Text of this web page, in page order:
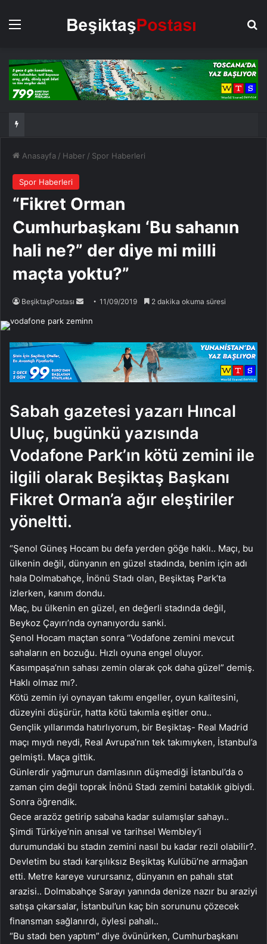
Menü
Anasayfa / Haber / Spor Haberleri
Spor Haberleri
“Fikret Orman
Cumhurbaşkanı ‘Bu sahanın
hali ne?” der diye mi milli
maçta yoktu?”
BeşiktaşPostası
Bir
göndermek
11/09/2019 2 dakika okuma süresi
Sabah gazetesi yazarı Hıncal
Uluç, bugünkü yazısında
Vodafone Park’ın kötü zemini ile
ilgili olarak Beşiktaş Başkanı
Fikret Orman’a ağır eleştiriler
yöneltti.
“Şenol Güneş Hocam bu defa yerden göğe haklı.. Maçı, bu
ülkenin değil, dünyanın en güzel stadında, benim için adı
hala Dolmabahçe, İnönü Stadı olan, Beşiktaş Park’ta
izlerken, kanım dondu.
Maç, bu ülkenin en güzel, en değerli stadında değil,
Beykoz Çayırı’nda oynanıyordu sanki.
Şenol Hocam maçtan sonra “Vodafone zemini mevcut
sahaların en bozuğu. Hızlı oyuna engel oluyor.
Kasımpaşa’nın sahası zemin olarak çok daha güzel” demiş.
Haklı olmaz mı?.
Kötü zemin iyi oynayan takımı engeller, oyun kalitesini,
düzeyini düşürür, hatta kötü takımla eşitler onu..
Gençlik yıllarımda hatırlıyorum, bir Beşiktaş- Real Madrid
maçı mıydı neydi, Real Avrupa’nın tek takımıyken, İstanbul’a
gelmişti. Maça gittik.
Günlerdir yağmurun damlasının düşmediği İstanbul’da o
zaman çim değil toprak İnönü Stadı zemini bataklık gibiydi.
Sonra öğrendik.
Gece arazöz getirip sabaha kadar sulamışlar sahayı..
Şimdi Türkiye’nin anısal ve tarihsel Wembley’i
durumundaki bu stadın zemini nasıl bu kadar rezil olabilir?.
Devletim bu stadı karşılıksız Beşiktaş Kulübü’ne armağan
etti. Metre kareye vurursanız, dünyanın en pahalı stat
arazisi.. Dolmabahçe Sarayı yanında denize nazır bu araziyi
satışa çıkarsalar, İstanbul’un kaç bin sorununu çözecek
finansman sağlanırdı, öylesi pahalı..
“Bu stadı ben yaptım” diye övünürken, Cumhurbaşkanı